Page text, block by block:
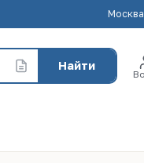
Найти